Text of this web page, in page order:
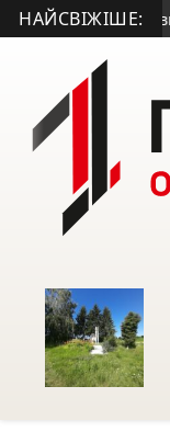
НАЙСВІЖІШЕ:
вже виявили